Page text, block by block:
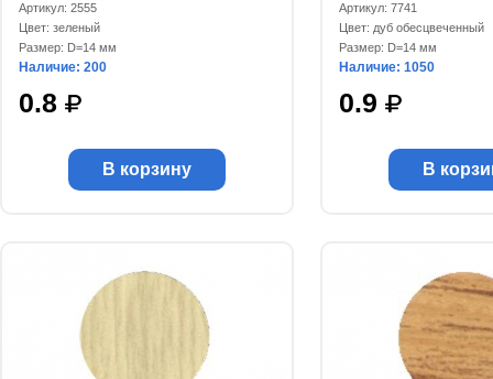
Артикул: 2555
Цвет: зеленый
Размер: D=14 мм
Наличие: 200
0.8
В корзину
Артикул: 7741
Цвет: дуб обесцвеченный
Размер: D=14 мм
Наличие: 1050
0.9
В